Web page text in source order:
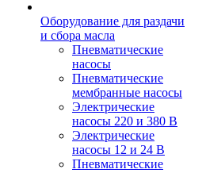
Оборудование для раздачи
и сбора масла
Пневматические
насосы
Пневматические
мембранные насосы
Электрические
насосы 220 и 380 В
Электрические
насосы 12 и 24 В
Пневматические